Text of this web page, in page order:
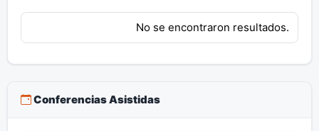
No se encontraron resultados.
Conferencias Asistidas